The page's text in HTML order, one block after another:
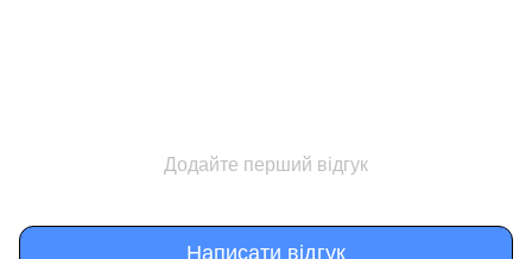
Додайте перший відгук
Написати відгук